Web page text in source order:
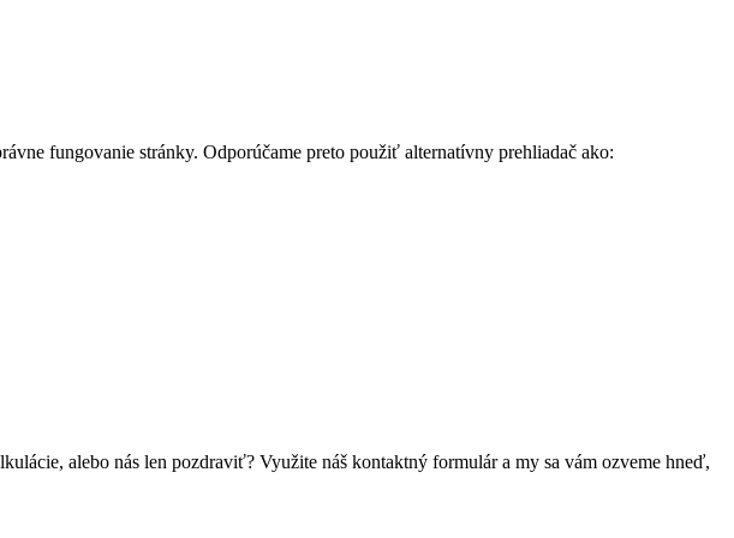
fungovanie stránky. Odporúčame preto použiť alternatívny prehliadač ako:
alebo nás len pozdraviť? Využite náš kontaktný formulár a my sa vám ozveme hneď,